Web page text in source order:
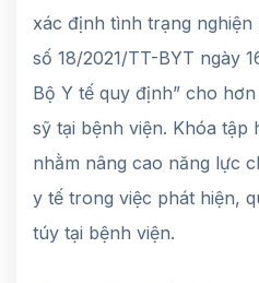
xác định tình trạng
số 18/2021/TT-BYT ngày
Bộ Y tế quy định” cho
sỹ tại bệnh viện. Khóa tập
nhằm nâng cao năng lực
y tế trong việc phát hiện,
túy tại bệnh viện.